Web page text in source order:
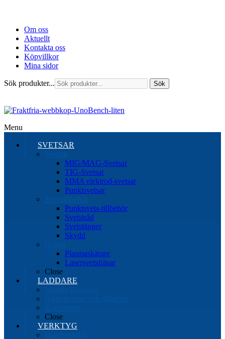
Om oss
Aktuellt
Kontakta oss
Köpvillkor
Mina sidor
Sök produkter... Sök
Menu
SVETSAR
MIG/MAG-Svetsar
TIG-Svetsar
MMA elektrod-svetsar
Punktsvetsar
Punktsvets-tillbehör
Svetstråd
Svetstänger
Skydd
Plasmaskärare
Lasersvetsfräsar
Close
LADDARE
Close
VERKTYG